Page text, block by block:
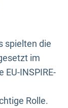
spielten die
im
EU-INSPIRE-
Rolle.